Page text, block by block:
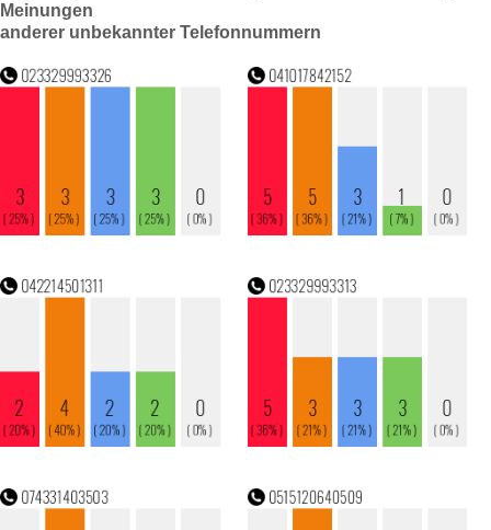
Meinungen
anderer unbekannter Telefonnummern